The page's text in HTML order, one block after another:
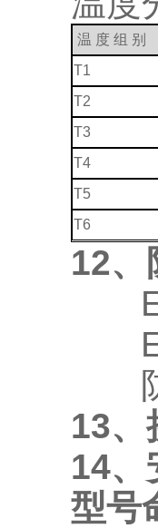
温 度 组 别
T1
T2
T3
T4
T5
T6
12、
防
13、
14、
型号